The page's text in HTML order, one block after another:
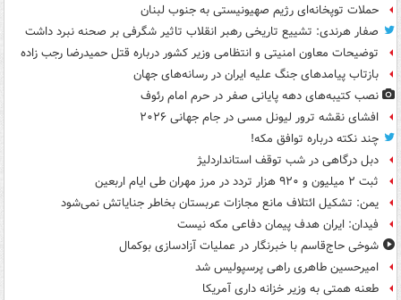
حملات توپخانه‌ای رژیم صهیونیستی به جنوب لبنان
صفار هرندی: تشییع تاریخی رهبر انقلاب تاثیر شگرفی بر صحنه نبرد داشت
توضیحات معاون امنیتی و انتظامی وزیر کشور درباره قتل حمیدرضا رجب زاده
بازتاب پیامدهای جنگ علیه ایران در رسانه‌های جهان
نصب کتیبه‌های دهه پایانی صفر در حرم امام رئوف
افشای نقشه ترور لیونل مسی در جام جهانی ۲۰۲۶
چند نکته درباره توافق مکه!
دبل درگاهی در شب توقف استانداردلیژ
ثبت ۲ میلیون و ۹۲۰ هزار تردد در مرز مهران طی ایام اربعین
یمن: تشکیل ائتلاف مانع مجازات عربستان بخاطر جنایاتش نمی‌شود
فیدان: ایران هدف پیمان دفاعی مکه نیست
شوخی حاج‌قاسم با خبرنگار در عملیات آزادسازی بوکمال
امیرحسین طاهری راهی پرسپولیس شد
طعنه همتی به وزیر خزانه داری آمریکا